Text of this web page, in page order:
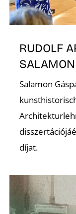
RUDOLF
Salamon
díjat.